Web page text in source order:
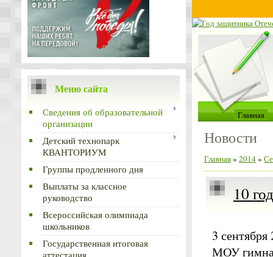
Меню сайта
Сведения об образовательной
организации
Детский технопарк
КВАНТОРИУМ
Группы продленного дня
Выплаты за классное
руководство
Всероссийская олимпиада
школьников
Государственная итоговая
Главная
Новости
Главная» 2014»
10
3
МОУ